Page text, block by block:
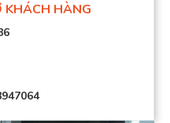
KHÁCH HÀNG